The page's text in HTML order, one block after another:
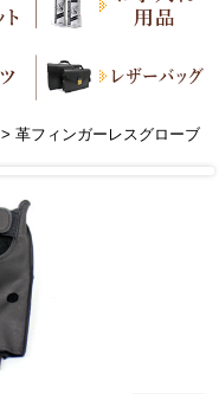
> 革フィンガーレスグローブ